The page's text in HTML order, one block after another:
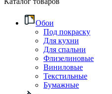
Обои
Под покраску
Для кухни
Для спальни
Флизелиновые
Виниловые
Текстильные
Бумажные